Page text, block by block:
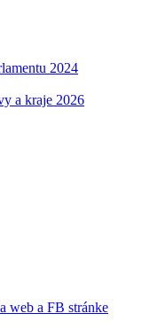
2024
a kraje 2026
web a FB stránke